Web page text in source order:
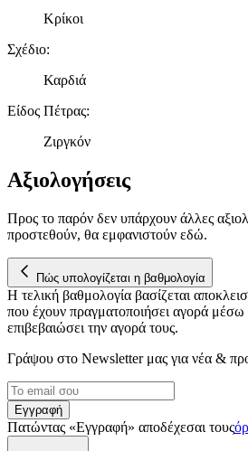
Κρίκοι
Σχέδιο:
Καρδιά
Είδος Πέτρας:
Ζιργκόν
Αξιολογήσεις
Προς το παρόν δεν υπάρχουν άλλες
προστεθούν, θα εμφανιστούν εδώ.
Πώς υπολογίζεται η βαθμολογία
Η τελική βαθμολογία βασίζεται
που έχουν πραγματοποιήσει αγορά
επιβεβαιώσει την αγορά τους.
Γράψου στο Νewsletter μας για νέα &
Εγγραφή
Πατώντας «Εγγραφή» αποδέχεσαι τους